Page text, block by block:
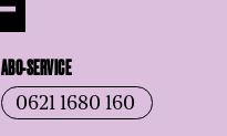
ABO-SERVICE
0621 1680 160